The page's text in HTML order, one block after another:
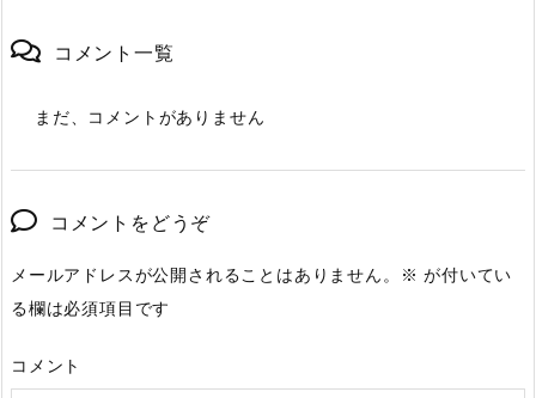
コメント一覧
まだ、コメントがありません
コメントをどうぞ
メールアドレスが公開されることはありません。 ※ が付いてい
る欄は必須項目です
コメント